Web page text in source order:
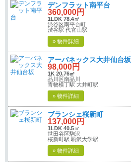
デンフラット南平台
360,000円
1LDK 78.4㎡
渋谷区南平台町
渋谷駅 代官山駅
» 物件詳細
アーバネックス大井仙台坂
98,000円
1K 20.76㎡
品川区南品川
青物横丁駅 大井町駅
» 物件詳細
ブランシェ桜新町
137,000円
1LDK 40.5㎡
世田谷区駒沢
桜新町駅 駒沢大学駅
» 物件詳細